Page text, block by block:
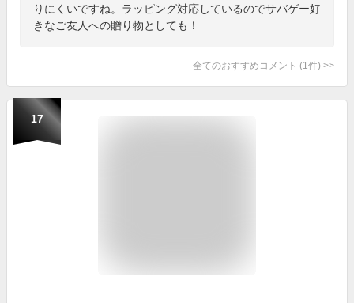
りにくいですね。ラッピング対応しているのでサバゲー好
きなご友人への贈り物としても！
全てのおすすめコメント (1 件) >
17